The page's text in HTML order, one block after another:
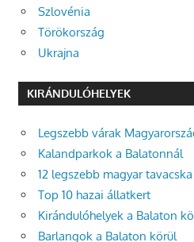
Szlovénia
Törökország
Ukrajna
KIRÁNDULÓHELYEK
Legszebb várak
Kalandparkok a Balatonnál
12 legszebb magyar tavacska
Top 10 hazai állatkert
Kirándulóhelyek a Balaton
Barlangok a Balaton körül